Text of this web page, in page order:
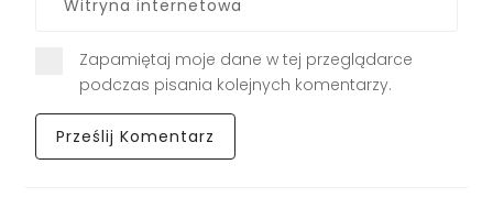
Zapamiętaj moje dane w tej przeglądarce
podczas pisania kolejnych komentarzy.